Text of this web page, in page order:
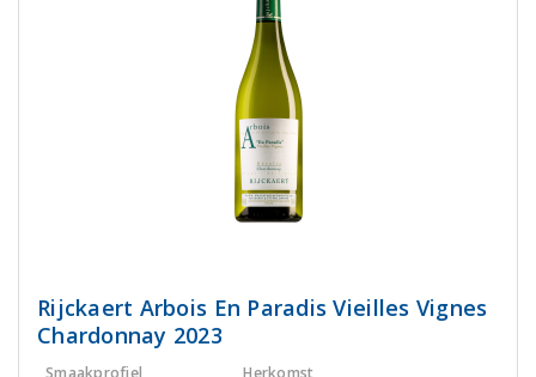
Rijckaert Arbois En Paradis Vieilles Vignes
Chardonnay 2023